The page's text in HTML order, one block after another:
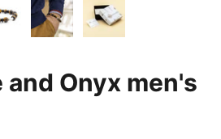
and Onyx men's